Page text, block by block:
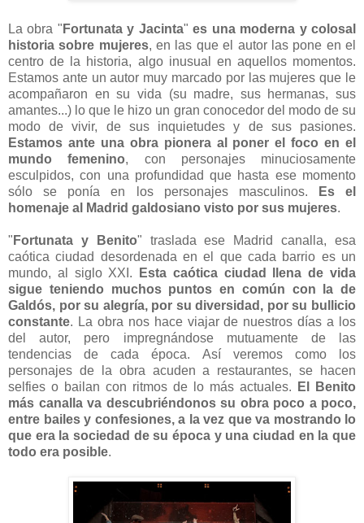
La obra " Fortunata y Jacinta"es una moderna y colosal
historia sobre mujeres, en las que el autor las pone en el
centro de la historia, algo inusual en aquellos momentos.
Estamos ante un autor muy marcado por las mujeres que le
acompañaron en su vida (su madre, sus hermanas, sus
amantes...) lo que le hizo un gran conocedor del modo de su
modo de vivir, de sus inquietudes y de sus pasiones.
Estamos ante una obra pionera al poner el foco en el
mundo femenino, con personajes minuciosamente
esculpidos, con una profundidad que hasta ese momento
sólo se ponía en los personajes masculinos.
Es el
homenaje al Madrid galdosiano visto por sus mujeres.
" Fortunata y Benito" traslada ese Madrid canalla, esa
caótica ciudad desordenada en el que cada barrio es un
mundo, al siglo XXI.
Esta caótica ciudad llena de vida
sigue teniendo muchos puntos en común con la de
Galdós, por su alegría, por su diversidad, por su bullicio
constante. La obra nos hace viajar de nuestros días a los
del autor, pero impregnándose mutuamente de las
tendencias de cada época. Así veremos como los
personajes de la obra acuden a restaurantes, se hacen
selfies o bailan con ritmos de lo más actuales.
El Benito
más canalla va descubriéndonos su obra poco a poco,
entre bailes y confesiones, a la vez que va mostrando lo
que era la sociedad de su época y una ciudad en la que
todo era posible.